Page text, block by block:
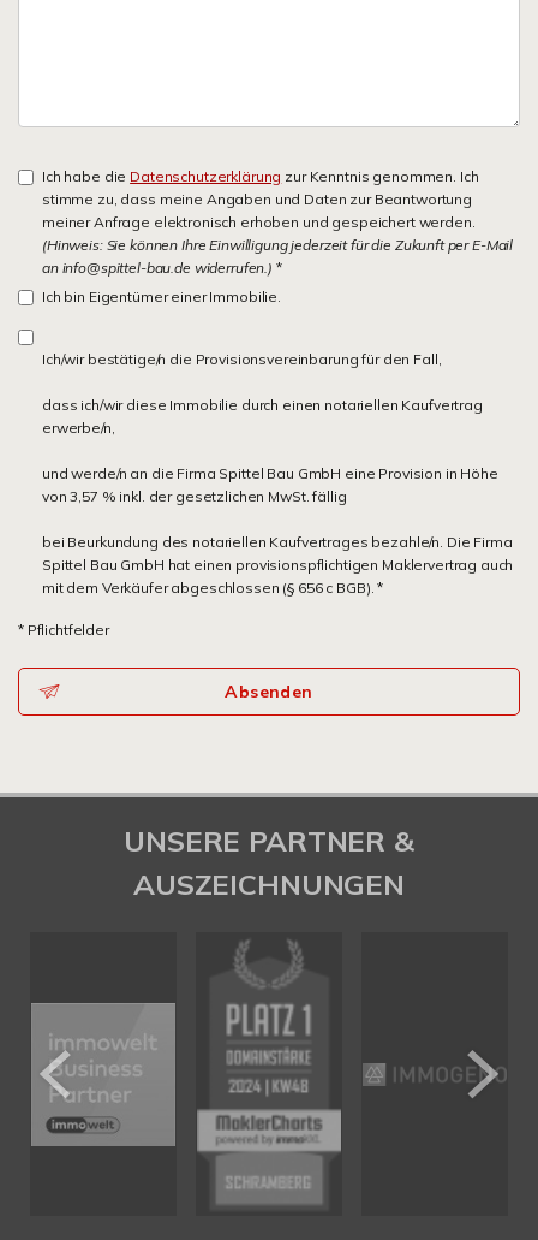
Ich habe die Datenschutzerklärung zur Kenntnis genommen. Ich
stimme zu, dass meine Angaben und Daten zur Beantwortung
meiner Anfrage elektronisch erhoben und gespeichert werden.
(Hinweis: Sie können Ihre Einwilligung jederzeit für die Zukunft per E-Mail
an info@spittel-bau.de widerrufen.) *
Ich bin Eigentümer einer Immobilie.
Ich/wir bestätige/n die Provisionsvereinbarung für den Fall,
dass ich/wir diese Immobilie durch einen notariellen Kaufvertrag
erwerbe/n,
und werde/n an die Firma Spittel Bau GmbH eine Provision in Höhe
von 3,57 % inkl. der gesetzlichen MwSt. fällig
bei Beurkundung des notariellen Kaufvertrages bezahle/n. Die Firma
Spittel Bau GmbH hat einen provisionspflichtigen Maklervertrag auch
mit dem Verkäufer abgeschlossen (§ 656 c BGB). *
* Pflichtfelder
Absenden
UNSERE PARTNER &
AUSZEICHNUNGEN